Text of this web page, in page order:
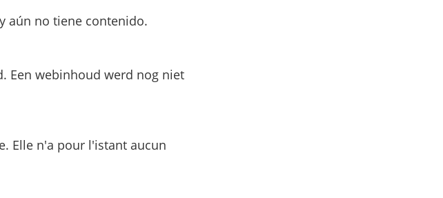
aún no tiene contenido.
Een webinhoud werd nog niet
Elle n'a pour l'istant aucun